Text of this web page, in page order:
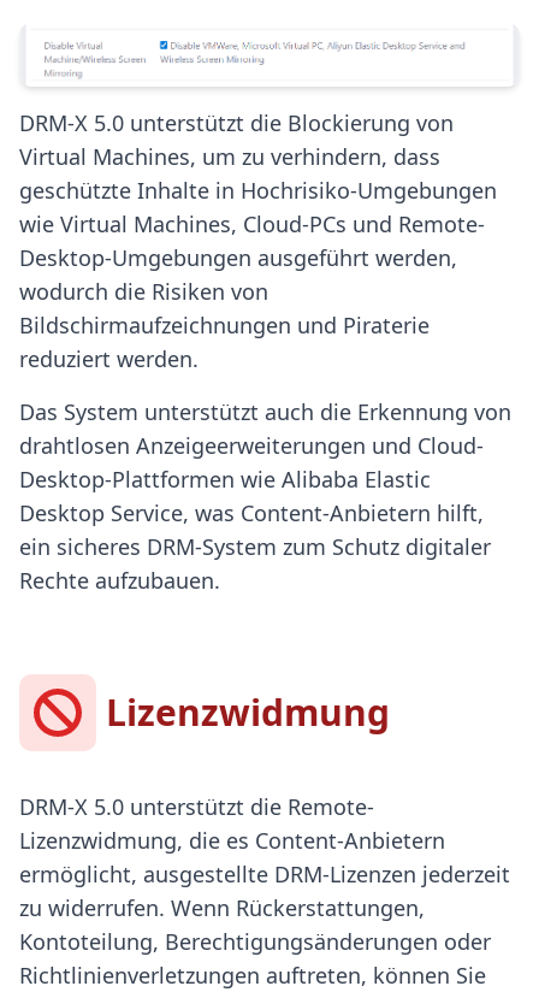
DRM-X 5.0 unterstützt die Blockierung von
Virtual Machines, um zu verhindern, dass
geschützte Inhalte in Hochrisiko-Umgebungen
wie Virtual Machines, Cloud-PCs und Remote-
Desktop-Umgebungen ausgeführt werden,
wodurch die Risiken von
Bildschirmaufzeichnungen und Piraterie
reduziert werden.
Das System unterstützt auch die Erkennung von
drahtlosen Anzeigeerweiterungen und Cloud-
Desktop-Plattformen wie Alibaba Elastic
Desktop Service, was Content-Anbietern hilft,
ein sicheres DRM-System zum Schutz digitaler
Rechte aufzubauen.
Lizenzwidmung
DRM-X 5.0 unterstützt die Remote-
Lizenzwidmung, die es Content-Anbietern
ermöglicht, ausgestellte DRM-Lizenzen jederzeit
zu widerrufen. Wenn Rückerstattungen,
Kontoteilung, Berechtigungsänderungen oder
Richtlinienverletzungen auftreten, können Sie